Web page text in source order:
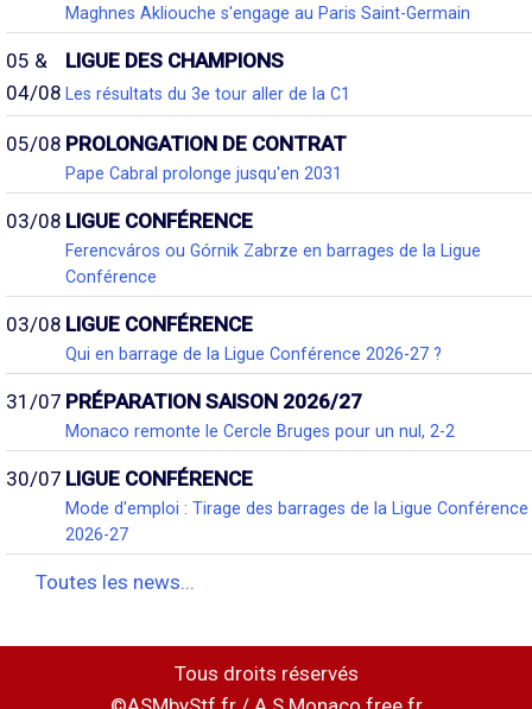
Maghnes Akliouche s'engage au Paris Saint-Germain
05 &
04/08
LIGUE DES CHAMPIONS
Les résultats du 3e tour aller de la C1
05/08 PROLONGATION DE CONTRAT
Pape Cabral prolonge jusqu'en 2031
03/08 LIGUE CONFÉRENCE
Ferencváros ou Górnik Zabrze en barrages de la Ligue
Conférence
03/08 LIGUE CONFÉRENCE
Qui en barrage de la Ligue Conférence 2026-27 ?
31/07 PRÉPARATION SAISON 2026/27
Monaco remonte le Cercle Bruges pour un nul, 2-2
30/07 LIGUE CONFÉRENCE
Mode d'emploi : Tirage des barrages de la Ligue Conférence
2026-27
Toutes les news...
Tous droits réservés